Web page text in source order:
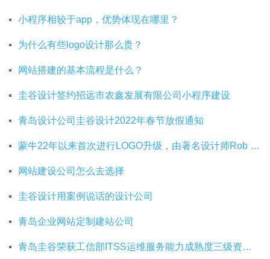
小程序相较于app，优势体现在哪里？
为什么有些logo设计那么贵？
网站搭建的基本流程是什么？
圭谷设计签约招远市农鑫发展有限公司小程序建设
青岛设计公司圭谷设计2022年春节放假通知
蒙牛22年以来首次进行LOGO升级，由著名设计师Rob Janoff操刀
网站建设公司怎么去选择
圭谷设计用案例说话的设计公司
青岛企业网站定制建站公司
青岛圭谷荣获工信部ITSS运维服务能力成熟度三级资质证书